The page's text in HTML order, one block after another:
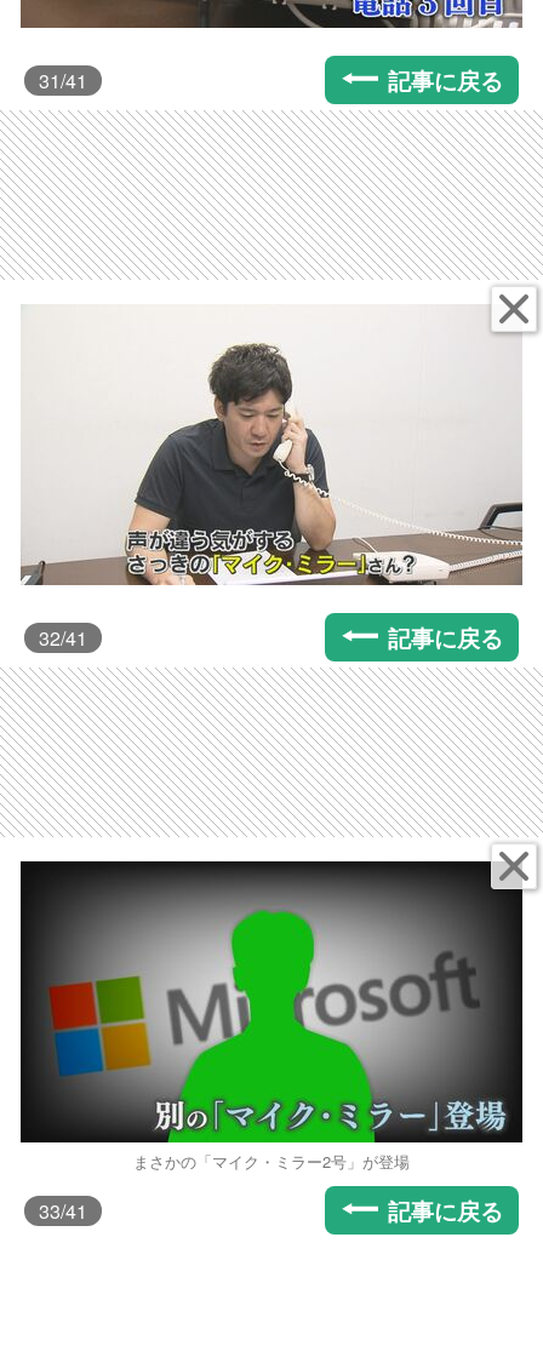
31/41 記事に戻る
32/41 記事に戻る
まさかの「マイク・ミラー2号」が登場
33/41 記事に戻る